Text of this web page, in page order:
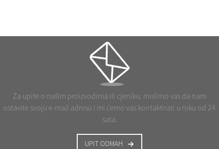
Za upite o našim proizvodima ili cjeniku, molimo vas da nam
ostavite svoju e-mail adresu i mi ćemo vas kontaktirati u roku od 24
sata.
UPIT ODMAH